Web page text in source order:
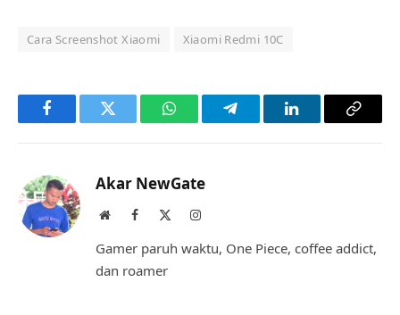
Cara Screenshot Xiaomi Xiaomi Redmi 10C
FacebookTwitter WhatsAppTelegramLinkedInCopy
Akar NewGate
WebsiteFacebook Instagram
Gamer paruh waktu, One Piece, coffee addict,
dan roamer